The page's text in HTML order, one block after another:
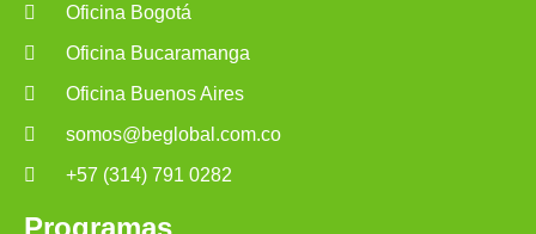
Oficina Bogotá
Oficina Bucaramanga
Oficina Buenos Aires
somos@beglobal.com.co
+57 (314) 791 0282
Programas